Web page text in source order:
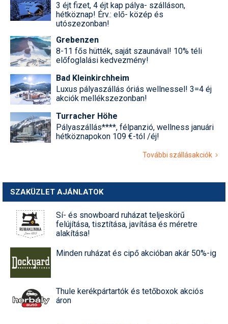
3 éjt fizet, 4 éjt kap pálya- szálláson,
hétköznap! Érv.: elő- közép és
utószezonban!
Grebenzen
8-11 fős hütték, saját szaunával! 10% téli
előfoglalási kedvezmény!
Bad Kleinkirchheim
Luxus pályaszállás óriás wellnessel! 3=4 éj
akciók mellékszezonban!
Turracher Höhe
Pályaszállás****, félpanzió, wellness januári
hétköznapokon 109 €-tól /éj!
További szállásakciók
SZAKÜZLET AJÁNLATOK
Sí- és snowboard ruházat teljeskörű
felújítása, tisztítása, javítása és méretre
alakítása!
Minden ruházat és cipő akcióban akár 50%-ig
Thule kerékpártartók és tetőboxok akciós
áron